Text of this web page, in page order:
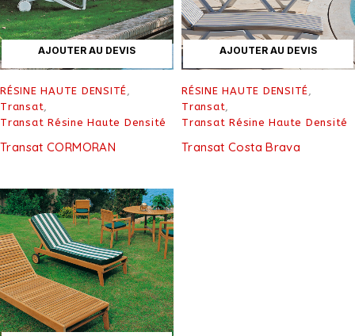
AJOUTER AU DEVIS
RÉSINE HAUTE DENSITÉ,
Transat,
Transat Résine Haute Densité
Transat CORMORAN
AJOUTER AU DEVIS
RÉSINE HAUTE DENSITÉ,
Transat,
Transat Résine Haute Densité
Transat Costa Brava